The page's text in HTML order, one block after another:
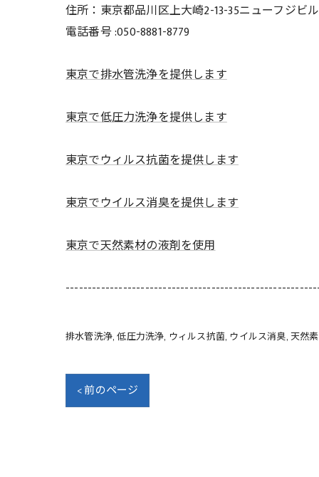
住所：東京都品川区上大崎2-13-35ニューフジビ
電話番号 :050-8881-8779
東京で排水管洗浄を提供します
東京で低圧力洗浄を提供します
東京でウィルス抗菌を提供します
東京でウイルス消臭を提供します
東京で天然素材の液剤を使用
排水管洗浄 低圧力洗浄 ウィルス抗菌 ウイルス消臭 天然
< 前のページ